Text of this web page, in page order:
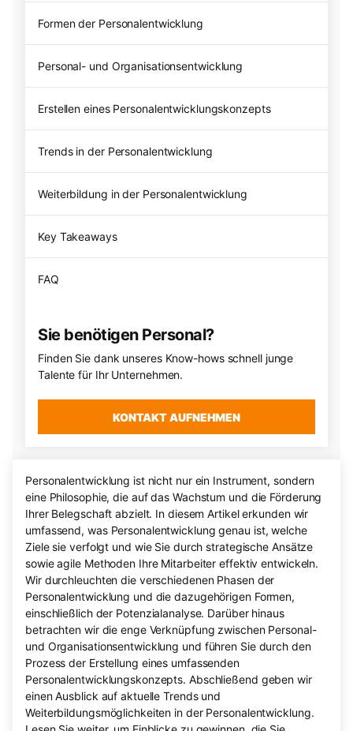
Formen der Personalentwicklung
Personal- und Organisationsentwicklung
Erstellen eines Personalentwicklungskonzepts
Trends in der Personalentwicklung
Weiterbildung in der Personalentwicklung
Key Takeaways
FAQ
Sie benötigen Personal?
Finden Sie dank unseres Know-hows schnell junge
Talente für Ihr Unternehmen.
KONTAKT AUFNEHMEN
Personalentwicklung ist nicht nur ein Instrument, sondern
eine Philosophie, die auf das Wachstum und die Förderung
Ihrer Belegschaft abzielt. In diesem Artikel erkunden wir
umfassend, was Personalentwicklung genau ist, welche
Ziele sie verfolgt und wie Sie durch strategische Ansätze
sowie agile Methoden Ihre Mitarbeiter effektiv entwickeln.
Wir durchleuchten die verschiedenen Phasen der
Personalentwicklung und die dazugehörigen Formen,
einschließlich der Potenzialanalyse. Darüber hinaus
betrachten wir die enge Verknüpfung zwischen Personal-
und Organisationsentwicklung und führen Sie durch den
Prozess der Erstellung eines umfassenden
Personalentwicklungskonzepts. Abschließend geben wir
einen Ausblick auf aktuelle Trends und
Weiterbildungsmöglichkeiten in der Personalentwicklung.